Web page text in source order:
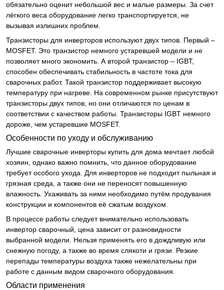
обязательно оценит небольшой вес и малые размеры. За счет
лёгкого веса оборудование легко транспортируется, не
вызывая излишних проблем.
Транзисторы для инверторов используют двух типов. Первый –
MOSFET. Это транзистор немного устаревшей модели и не
позволяет много экономить. А второй транзистор – IGBT,
способен обеспечивать стабильность в частоте тока для
сварочных работ. Такой транзистор поддерживает высокую
температуру при нагреве. На современном рынке присутствуют
транзисторы двух типов, но они отличаются по ценам в
соответствии с качеством работы. Транзисторы IGBT немного
дороже, чем устаревшие MOSFET.
Особенности по уходу и обслуживанию
Лучшие сварочные инверторы купить для дома мечтает любой
хозяин, однако важно помнить, что данное оборудование
требует особого ухода. Для инверторов не подходит пыльная и
грязная среда, а также они не переносят повышенную
влажность. Ухаживать за ними необходимо путём продувания
конструкции и компонентов её сжатым воздухом.
В процессе работы следует внимательно использовать
инвертор сварочный, цена зависит от разновидности
выбранной модели. Нельзя применять его в дождливую или
снежную погоду, а также во время слякоти и грязи. Резкие
перепады температуры воздуха также нежелательны при
работе с данным видом сварочного оборудования.
Области применения